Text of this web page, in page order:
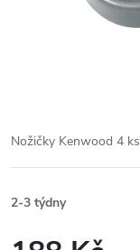
Nožičky Kenwood 4 ks
2-3 týdny